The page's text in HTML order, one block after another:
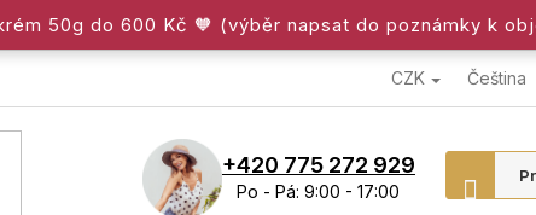
50g do 600 Kč 🧡 (výběr napsat do poznámky k
CZK Čeština
+420 775 272 929
Po - Pá: 9:00 - 17:00